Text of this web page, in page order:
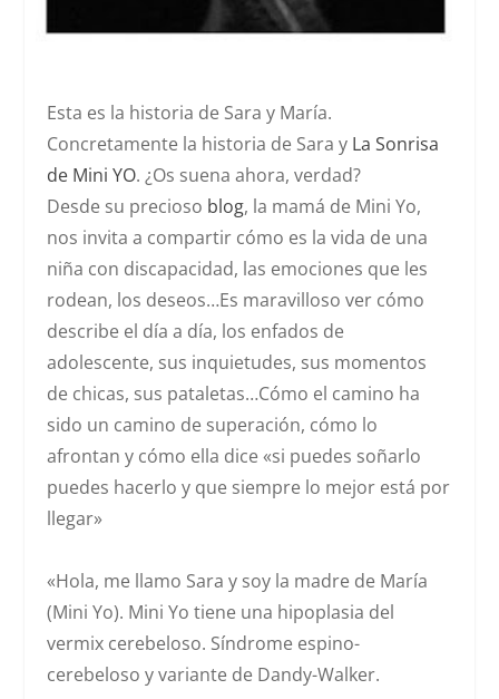
Esta es la historia de Sara y María.
Concretamente la historia de Sara y La Sonrisa
de Mini YO. ¿Os suena ahora, verdad?
Desde su precioso blog, la mamá de Mini Yo,
nos invita a compartir cómo es la vida de una
niña con discapacidad, las emociones que les
rodean, los deseos…Es maravilloso ver cómo
describe el día a día, los enfados de
adolescente, sus inquietudes, sus momentos
de chicas, sus pataletas…Cómo el camino ha
sido un camino de superación, cómo lo
afrontan y cómo ella dice «si puedes soñarlo
puedes hacerlo y que siempre lo mejor está por
llegar»
«Hola, me llamo Sara y soy la madre de María
(Mini Yo). Mini Yo tiene una hipoplasia del
vermix cerebeloso. Síndrome espino-
cerebeloso y variante de Dandy-Walker.